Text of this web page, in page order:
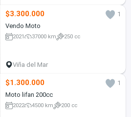
$3.300.000
1
Vendo Moto
2021 37000 km 250 cc
Viña del Mar
$1.300.000
1
Moto lifan 200cc
2022 4500 km 200 cc